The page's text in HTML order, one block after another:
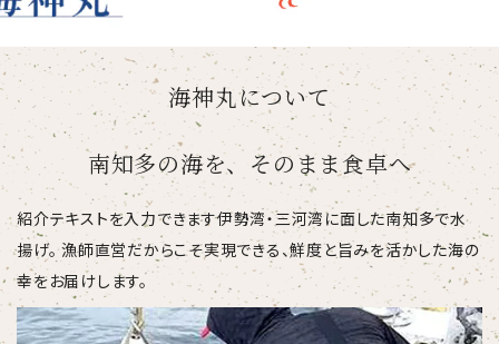
海神丸について
南知多の海を、そのまま食卓へ
紹介テキストを入力できます伊勢湾・三河湾に面した南知多で水
揚げ。 漁師直営だからこそ実現できる、鮮度と旨みを活かした海の
幸をお届けします。